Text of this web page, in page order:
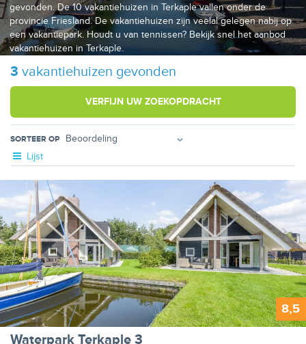
gevonden. De 10 vakantiehuizen in Terkaple vallen onder de
provincie Friesland. De vakantiehuizen zijn veelal gelegen nabij op
een vakantiepark. Houdt u van tennissen? Bekijk snel het aanbod
vakantiehuizen in Terkaple.
3 vakantiehuizen gevonden
VERFIJN UW ZOEKOPDRACHT
SORTEER OP
Lijst
8,5
Waterpark Terkaple 3